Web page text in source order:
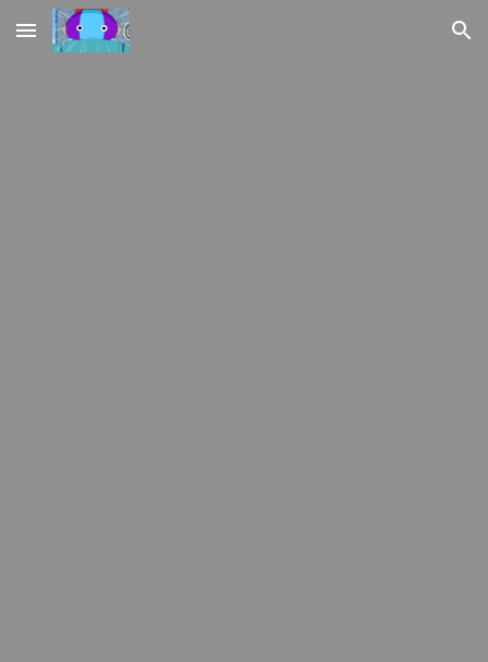
Skip to main content Skip to navigation